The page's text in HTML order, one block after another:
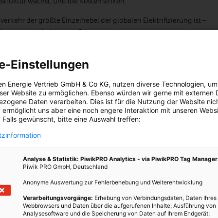
der größte Einzelhebel der globalen Elektrifizierung ist –
unumkehrbar läuft.
Industrieprozesse
Schwerlastverkehr, Busse, Lieferflotten und bestimmte
elektrifizieren, benötigen aber leistungsfähigere Batterien,
ins Spiel: etwa Oberleitungs-Lkw, batterieelektrische
Industrieöfen.
und Schwerindustrie
die extrem hohe Temperaturen benötigen – etwa
oder chemische Grundstoffprozesse. Elektrische Lösungen
nicht im industriellen Maßstab verfügbar.
Einstellungen
Energie Vertrieb GmbH & Co KG, nutzen diverse Technologien,
Website zu ermöglichen. Ebenso würden wir gerne mit externen
Daten verarbeiten. Dies ist für die Nutzung der Website
ermöglicht uns aber eine noch engere Interaktion mit unseren
Falls gewünscht, bitte eine Auswahl treffen:
Analyse & Statistik: PiwikPRO Analytics - via PiwikPRO Tag Manager
Piwik PRO GmbH, Deutschland
Anonyme Auswertung zur Fehlerbehebung und Weiterentwicklung
Verarbeitungsvorgänge: Erhebung von Verbindungsdaten, Daten Ihres
Webbrowsers und Daten über die aufgerufenen Inhalte; Ausführung von
Analysesoftware und die Speicherung von Daten auf Ihrem Endgerät;